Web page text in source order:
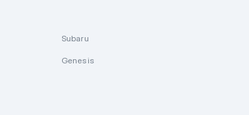
Subaru
Genesis